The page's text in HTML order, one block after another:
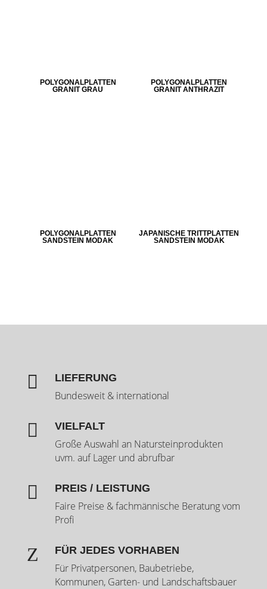
POLYGONALPLATTEN
GRANIT GRAU
POLYGONALPLATTEN
GRANIT ANTHRAZIT
POLYGONALPLATTEN
SANDSTEIN MODAK
JAPANISCHE TRITTPLATTEN
SANDSTEIN MODAK
 LIEFERUNG
Bundesweit & international
 VIELFALT
Große Auswahl an Natursteinprodukten
uvm. auf Lager und abrufbar
 PREIS / LEISTUNG
Faire Preise & fachmännische Beratung vom
Profi
Z FÜR JEDES VORHABEN
Für Privatpersonen, Baubetriebe,
Kommunen, Garten- und Landschaftsbauer